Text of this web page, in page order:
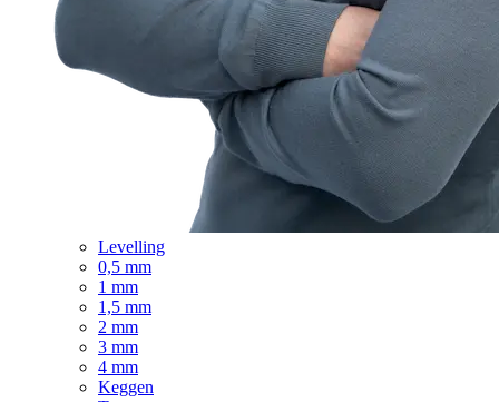
Levelling
0,5 mm
1 mm
1,5 mm
2 mm
3 mm
4 mm
Keggen